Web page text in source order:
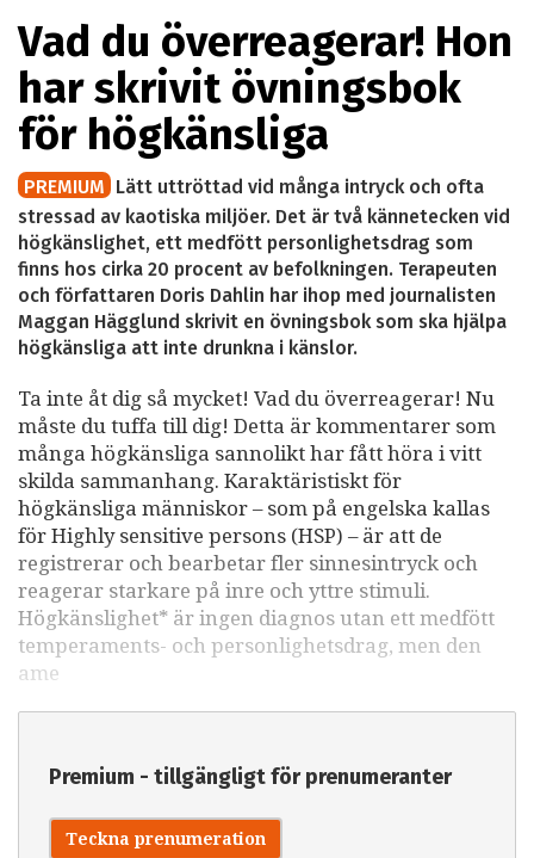
Vad du överreagerar! Hon
har skrivit övningsbok
för högkänsliga
PREMIUM Lätt uttröttad vid många intryck och ofta
stressad av kaotiska miljöer. Det är två kännetecken vid
högkänslighet, ett medfött personlighetsdrag som
finns hos cirka 20 procent av befolkningen. Terapeuten
och författaren Doris Dahlin har ihop med journalisten
Maggan Hägglund skrivit en övningsbok som ska hjälpa
högkänsliga att inte drunkna i känslor.
Ta inte åt dig så mycket! Vad du överreagerar! Nu
måste du tuffa till dig! Detta är kommentarer som
många högkänsliga sannolikt har fått höra i vitt
skilda sammanhang. Karaktäristiskt för
högkänsliga människor – som på engelska kallas
för Highly sensitive persons (HSP) – är att de
registrerar och bearbetar fler sinnesintryck och
reagerar starkare på inre och yttre stimuli.
Högkänslighet* är ingen diagnos utan ett medfött
temperaments- och personlighetsdrag, men den
ame
Premium - tillgängligt för prenumeranter
Teckna prenumeration